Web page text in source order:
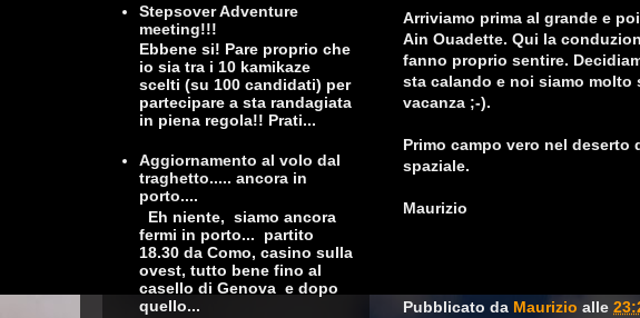
Arriviamo prima al grande e
Ain Ouadette. Qui la
fanno proprio sentire.
sta calando e noi siamo
vacanza ;-).
Primo campo vero nel
spaziale.
Maurizio
Pubblicato da Maurizio alle
Stepsover Adventure
meeting!!!
Ebbene si! Pare proprio che
io sia tra i 10 kamikaze
scelti (su 100 candidati) per
partecipare a sta randagiata
in piena regola!! Prati...
Aggiornamento al volo dal
traghetto..... ancora in
porto....
Eh niente, siamo ancora
fermi in porto... partito
18.30 da Como, casino sulla
ovest, tutto bene fino al
casello di Genova e dopo
quello...